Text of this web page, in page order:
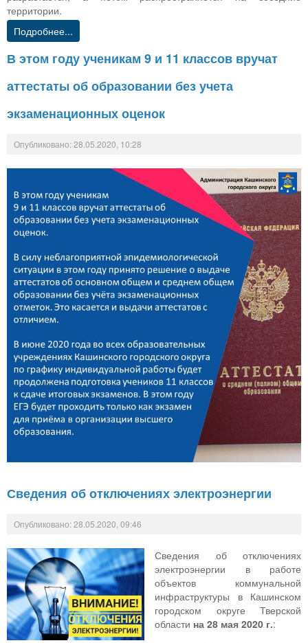
территории.
Подробнее...
В этом году ученикам 9 и 11 классов вручат
аттестаты об образовании без учета
экзаменационных оценок
Опубликовано: 28.05.2020, 10:28
Сведения об отключениях электроэнергии
Опубликовано: 28.05.2020, 09:46
Сведения об отключениях
электроэнергии в работе
объектов коммунальной
инфраструктуры в Кашинском
городском округе Тверской
области на 28 мая 2020 г.: